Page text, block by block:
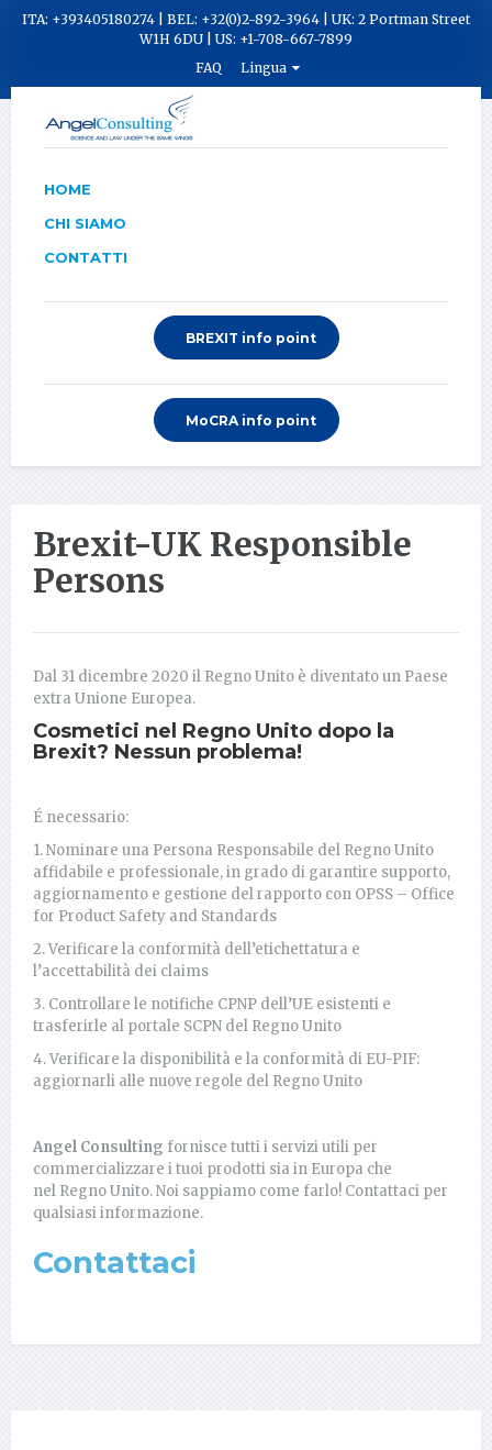
ITA: +393405180274 | BEL: +32(0)2-892-3964 | UK: 2 Portman Street
W1H 6DU | US: +1-708-667-7899
FAQ
Lingua
HOME
CHI SIAMO
CONTATTI
BREXIT info point
MoCRA info point
Brexit-UK Responsible
Persons
Dal 31 dicembre 2020 il Regno Unito è diventato un Paese
extra Unione Europea.
Cosmetici nel Regno Unito dopo la
Brexit? Nessun problema!
É necessario:
1. Nominare una Persona Responsabile del Regno Unito
affidabile e professionale, in grado di garantire supporto,
aggiornamento e gestione del rapporto con OPSS – Office
for Product Safety and Standards
2. Verificare la conformità dell’etichettatura e
l’accettabilità dei claims
3. Controllare le notifiche CPNP dell’UE esistenti e
trasferirle al portale SCPN del Regno Unito
4. Verificare la disponibilità e la conformità di EU-PIF:
aggiornarli alle nuove regole del Regno Unito
Angel Consulting fornisce tutti i servizi utili per
commercializzare i tuoi prodotti sia in Europa che
nel Regno Unito. Noi sappiamo come farlo! Contattaci per
qualsiasi informazione.
Contattaci